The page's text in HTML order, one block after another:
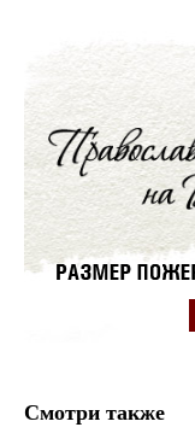
Смотри также